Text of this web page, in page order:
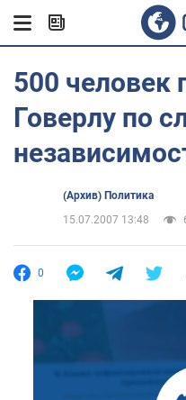
500 человек
Говерлу по
(Архив) Политика
15.07.2007 13:48
0